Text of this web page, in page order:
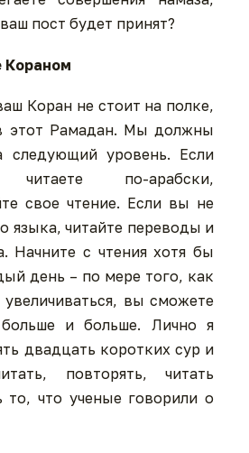
пост будет принят?
Кораном
Коран не стоит на полке,
этот Рамадан. Мы должны
следующий уровень. Если
по-арабски,
свое чтение. Если вы не
языка, читайте переводы и
Начните с чтения хотя бы
день – по мере того, как
вы сможете
больше и больше. Лично я
двадцать коротких сур и
повторять, читать
то, что ученые говорили о